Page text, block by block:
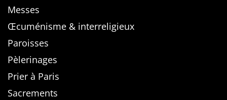
Messes
Œcuménisme & interreligieux
Paroisses
Pèlerinages
Prier à Paris
Sacrements